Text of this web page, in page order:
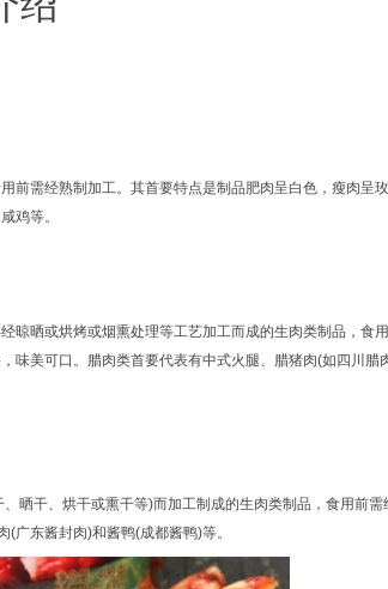
需经熟制加工。其首要特点是制品肥肉呈白色，瘦肉呈
鸡等。
晒或烘烤或烟熏处理等工艺加工而成的生肉类制品，食
味美可口。腊肉类首要代表有中式火腿、腊猪肉(如四川腊
干、烘干或熏干等)而加工制成的生肉类制品，食用前需
广东酱封肉)和酱鸭(成都酱鸭)等。